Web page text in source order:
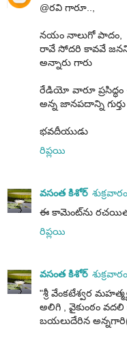
@రవి గారూ..,
నయం నాలుగో పాదం,
రావే సోదరి కావవే జనని,
అన్నారు గారు
రేడియో వారూ ప్రసిద్ధం
అన్న జానపదాన్ని
భవదీయుడు
రిప్లయి
వసంత కిశోర్
ఈ కామెంట్‌ను
రిప్లయి
వసంత కిశోర్
"శ్రీ వేంకటేశ్వర
అలిగి , వైకుంఠం వదలి
బయలుదేరిన అన్నగారి(